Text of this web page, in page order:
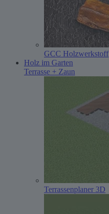
GCC Holzwerkstoff
Holz im Garten
Terrasse + Zaun
Terrassenplaner 3D